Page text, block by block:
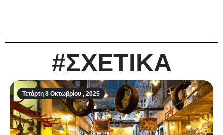
#ΣΧΕΤΙΚΑ
Τετάρτη 8 Οκτωβρίου , 2025